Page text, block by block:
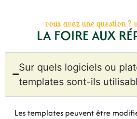
vous avez une question ?
LA FOIRE AUX
Sur quels logiciels ou
templates sont-ils
Les templates peuvent être